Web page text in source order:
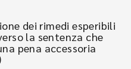
dei rimedi esperibili
la sentenza che
pena accessoria